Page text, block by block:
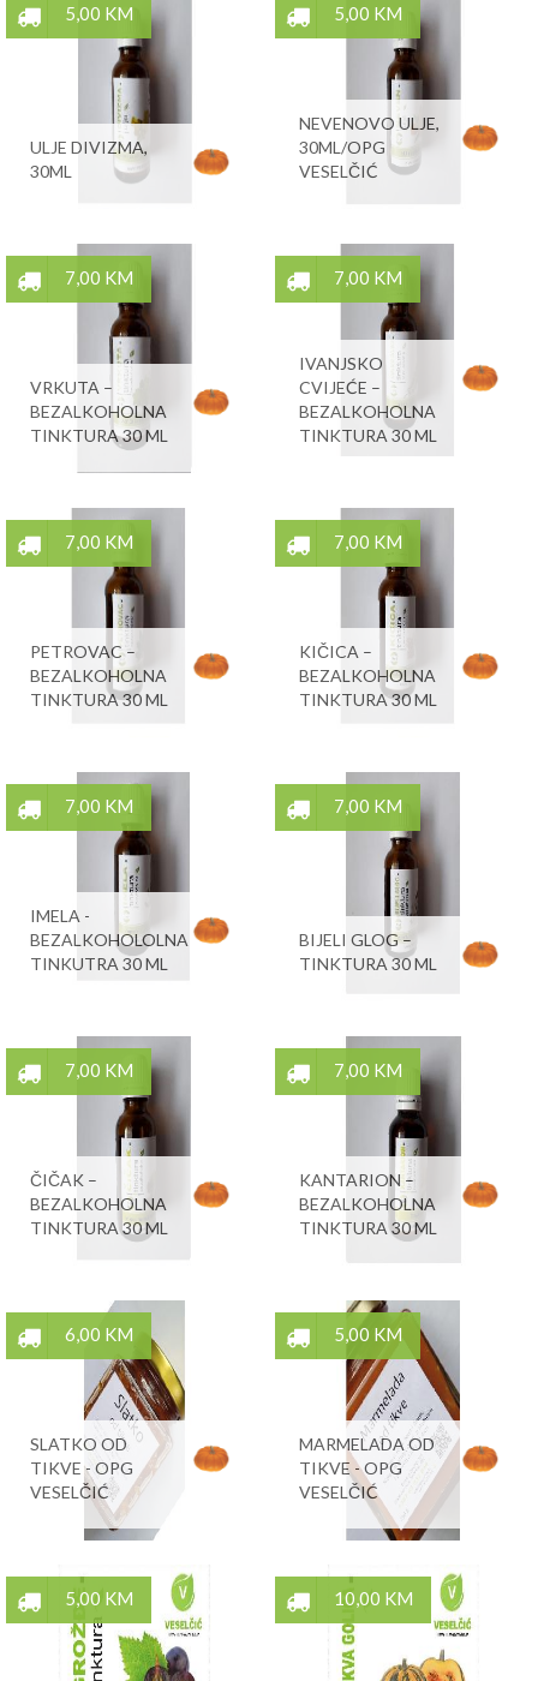
5,00 KM
ULJE DIVIZMA,
30ML
5,00 KM
NEVENOVO ULJE,
30ML/OPG
VESELČIĆ
7,00 KM
VRKUTA –
BEZALKOHOLNA
TINKTURA 30 ML
7,00 KM
IVANJSKO
CVIJEĆE –
BEZALKOHOLNA
TINKTURA 30 ML
7,00 KM
PETROVAC –
BEZALKOHOLNA
TINKTURA 30 ML
7,00 KM
KIČICA –
BEZALKOHOLNA
TINKTURA 30 ML
7,00 KM
IMELA -
BEZALKOHOLOLNA
TINKUTRA 30 ML
7,00 KM
BIJELI GLOG –
TINKTURA 30 ML
7,00 KM
ČIČAK –
BEZALKOHOLNA
TINKTURA 30 ML
7,00 KM
KANTARION –
BEZALKOHOLNA
TINKTURA 30 ML
6,00 KM
SLATKO OD
TIKVE - OPG
VESELČIĆ
5,00 KM
MARMELADA OD
TIKVE - OPG
VESELČIĆ
5,00 KM 10,00 KM